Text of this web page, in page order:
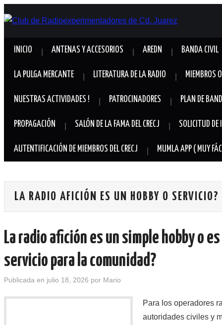
INICIO ANTENAS Y ACCESORIOS AREDN BANDA CIVIL
LA PULGA MERCANTE LITERATURA DE LA RADIO MIEMBROS
NUESTRAS ACTIVIDADES ! PATROCINADORES PLAN DE
PROPAGACIÓN SALÓN DE LA FAMA DEL CRECJ SOLICITUD DE
AUTENTIFICACIÓN DE MIEMBROS DEL CRECJ MUMLA APP ( MUY
LA RADIO AFICIÓN ES UN HOBBY O SERVICIO?
La radio afición es un simple hobby o
servicio para la comunidad?
Publicada en julio 18, 2026 por Mario
Para los operadores
autoridades civiles y